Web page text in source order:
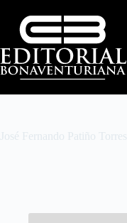
José Fernando Patiño Torres